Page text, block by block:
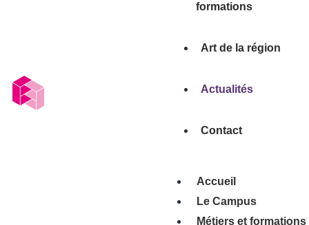
formations
Art de la région
Actualités
Contact
Accueil
Le Campus
Métiers et formations